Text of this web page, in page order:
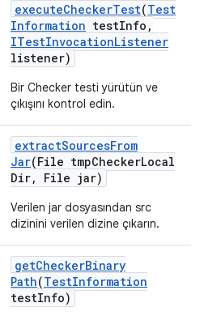
executeCheckerTest(Test
Information testInfo ,
ITestInvocationListener
listener)
Bir Checker testi yürütün ve
çıkışını kontrol edin.
extractSourcesFrom
Jar(File tmpCheckerLocal
Dir, File jar)
Verilen jar dosyasından src
dizinini verilen dizine çıkarın.
getCheckerBinary
Path(TestInformation
testInfo)